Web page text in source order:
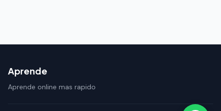
Aprende
Aprende online mas rapido